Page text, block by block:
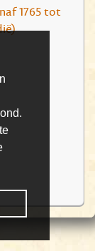
1765 tot